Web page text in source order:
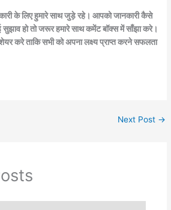
के लिए हुमारे साथ जुड़े रहे। आपको जानकारी कैसे
सुझाव हो तो जरूर हमारे साथ कमेंट बॉक्स में साँझा करे।
करे ताकि सभी को अपना लक्ष्य प्राप्त करने सफलता
Next Post →